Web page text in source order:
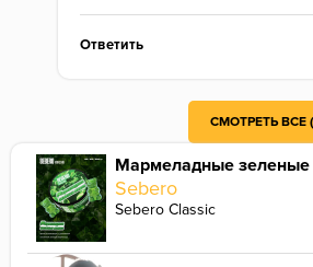
Ответить
СМОТРЕТЬ ВСЕ
Мармеладные
Sebero
Sebero Classic